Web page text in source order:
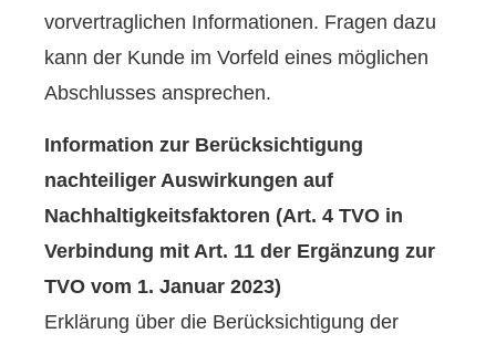
vorvertraglichen Informationen. Fragen dazu
kann der Kunde im Vorfeld eines möglichen
Abschlusses ansprechen.
Information zur Berücksichtigung
nachteiliger Auswirkungen auf
Nachhaltigkeitsfaktoren (Art. 4 TVO in
Verbindung mit Art. 11 der Ergänzung zur
TVO vom 1. Januar 2023)
Erklärung über die Berücksichtigung der